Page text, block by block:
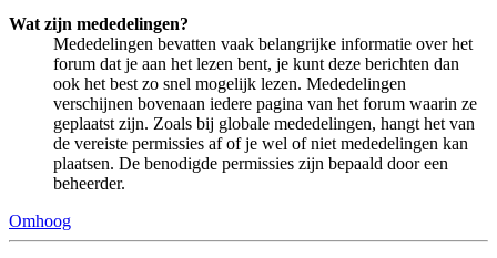
Wat zijn mededelingen?
Mededelingen bevatten vaak belangrijke informatie over het
forum dat je aan het lezen bent, je kunt deze berichten dan
ook het best zo snel mogelijk lezen. Mededelingen
verschijnen bovenaan iedere pagina van het forum waarin ze
geplaatst zijn. Zoals bij globale mededelingen, hangt het van
de vereiste permissies af of je wel of niet mededelingen kan
plaatsen. De benodigde permissies zijn bepaald door een
beheerder.
Omhoog